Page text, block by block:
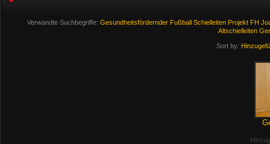
Verwandte Suchbegriffe: Gesundheitsfördernder Fußball Schielleiten Projekt FH
Altschielleiten
Sort by: